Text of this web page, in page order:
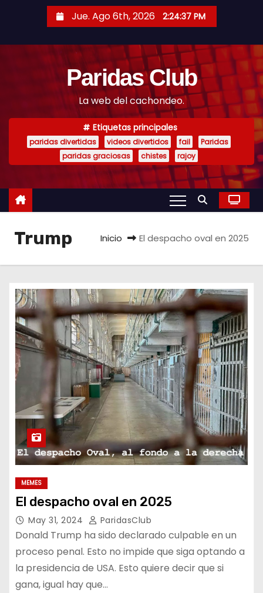
t
Jue. Ago 6th, 2026 2:24:38 PM
Paridas Club
La web del cachondeo.
Etiquetas principales
paridas divertidas videos divertidos fail
Paridas
paridas graciosas
chistes rajoy
Trump Inicio El despacho oval en 2025
MEMES
El despacho oval en 2025
May 31, 2024 ParidasClub
Donald Trump ha sido declarado culpable en un
proceso penal. Esto no impide que siga optando a
la presidencia de USA. Esto quiere decir que si
gana, igual hay que…